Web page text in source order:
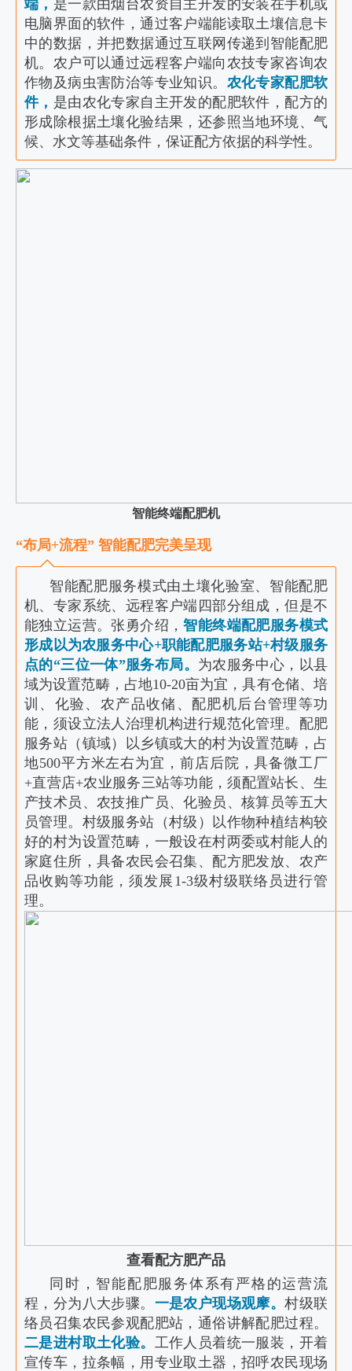
端， 是一款由烟台农资自主开发的安装在手机或
电脑界面的软件，通过客户端能读取土壤信息卡
中的数据，并把数据通过互联网传递到智能配肥
机。农户可以通过远程客户端向农技专家咨询农
作物及病虫害防治等专业知识。 农化专家配肥软
件， 是由农化专家自主开发的配肥软件，配方的
形成除根据土壤化验结果，还参照当地环境、气
候、水文等基础条件，保证配方依据的科学性。
智能终端配肥机
“布局+流程” 智能配肥完美呈现
智能配肥服务模式由土壤化验室、智能配肥
机、专家系统、远程客户端四部分组成，但是不
能独立运营。张勇介绍，智能终端配肥服务模式
形成以为农服务中心+职能配肥服务站+村级服务
点的“三位一体”服务布局。 为农服务中心，以县
域为设置范畴，占地10-20亩为宜，具有仓储、培
训、化验、农产品收储、配肥机后台管理等功
能，须设立法人治理机构进行规范化管理。配肥
服务站（镇域）以乡镇或大的村为设置范畴，占
地500平方米左右为宜，前店后院，具备微工厂
+直营店+农业服务三站等功能，须配置站长、生
产技术员、农技推广员、化验员、核算员等五大
员管理。村级服务站（村级）以作物种植结构较
好的村为设置范畴，一般设在村两委或村能人的
家庭住所，具备农民会召集、配方肥发放、农产
品收购等功能，须发展1-3级村级联络员进行管
理。
查看配方肥产品
同时，智能配肥服务体系有严格的运营流
程，分为八大步骤。 一是农户现场观摩。村级联
络员召集农民参观配肥站，通俗讲解配肥过程。
二是进村取土化验。 工作人员着统一服装，开着
宣传车，拉条幅，用专业取土器，招呼农民现场